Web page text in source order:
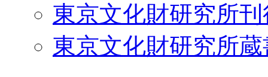
東京文化財研究所
東京文化財研究所